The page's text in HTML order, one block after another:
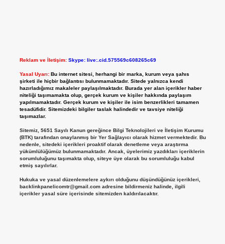
Reklam ve İletişim: Skype: live:.cid.575569c608265c69
Yasal Uyarı: Bu internet sitesi, herhangi bir marka, kurum veya şahıs
şirketi ile hiçbir bağlantısı bulunmamaktadır. Sitede yalnızca kendi
hazırladığımız makaleler paylaşılmaktadır. Burada yer alan içerikler haber
niteliği taşımamakta olup, gerçek kurum ve kişiler hakkında paylaşım
yapılmamaktadır. Gerçek kurum ve kişiler ile isim benzerlikleri tamamen
tesadüfidir. Sitemizdeki bilgiler taslak halindedir ve tavsiye niteliği
taşımazlar.
Sitemiz, 5651 Sayılı Kanun gereğince Bilgi Teknolojileri ve İletişim Kurumu
(BTK) tarafından onaylanmış bir Yer Sağlayıcı olarak hizmet vermektedir. Bu
nedenle, sitedeki içerikleri proaktif olarak denetleme veya araştırma
yükümlülüğümüz bulunmamaktadır. Ancak, üyelerimiz yazdıkları içeriklerin
sorumluluğunu taşımakta olup, siteye üye olarak bu sorumluluğu kabul
etmiş sayılırlar.
Hukuka ve yasal düzenlemelere aykırı olduğunu düşündüğünüz içerikleri,
backlinkpanelicomtr@gmail.comadresine bildirmeniz halinde, ilgili
içerikler yasal süre içerisinde sitemizden kaldırılacaktır.